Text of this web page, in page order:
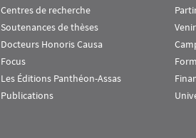
Centres de recherche
Soutenances de thèses
Docteurs Honoris Causa
Focus
Les Éditions Panthéon-Assas
Publications